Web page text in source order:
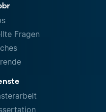
Fragen